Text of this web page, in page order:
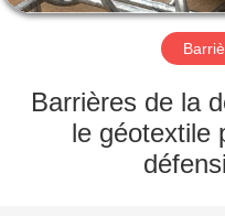
PROPOS
NOUS
Barrières de la
le géotextile